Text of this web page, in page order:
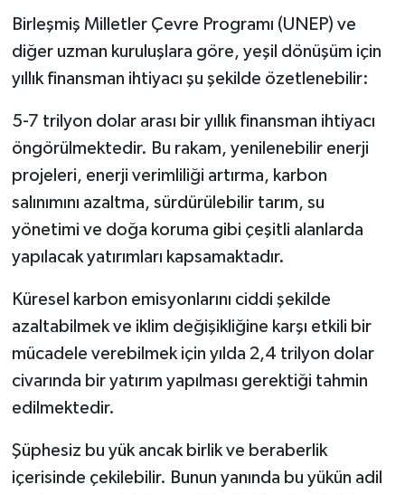
Birleşmiş Milletler Çevre Programı (UNEP) ve
diğer uzman kuruluşlara göre, yeşil dönüşüm için
yıllık finansman ihtiyacı şu şekilde özetlenebilir:
5-7 trilyon dolar arası bir yıllık finansman ihtiyacı
öngörülmektedir. Bu rakam, yenilenebilir enerji
projeleri, enerji verimliliği artırma, karbon
salınımını azaltma, sürdürülebilir tarım, su
yönetimi ve doğa koruma gibi çeşitli alanlarda
yapılacak yatırımları kapsamaktadır.
Küresel karbon emisyonlarını ciddi şekilde
azaltabilmek ve iklim değişikliğine karşı etkili bir
mücadele verebilmek için yılda 2,4 trilyon dolar
civarında bir yatırım yapılması gerektiği tahmin
edilmektedir.
Şüphesiz bu yük ancak birlik ve beraberlik
içerisinde çekilebilir. Bunun yanında bu yükün adil